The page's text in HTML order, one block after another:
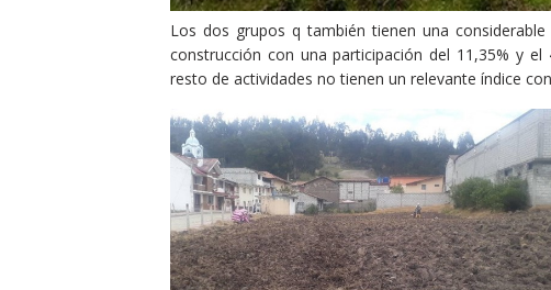
Los dos grupos q también tienen una
construcción con una participación del 11,35% y
resto de actividades no tienen un relevante índice